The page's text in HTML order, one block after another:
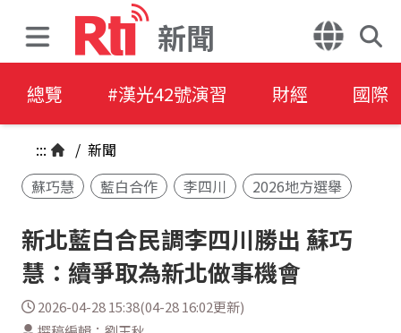
新聞
總覽 #漢光42號演習 財經 國際
::: / 新聞
蘇巧慧
藍白合作 李四川 2026地方選舉
新北藍白合民調李四川勝出 蘇巧
慧：續爭取為新北做事機會
2026-04-28 15:38(04-28 16:02更新)